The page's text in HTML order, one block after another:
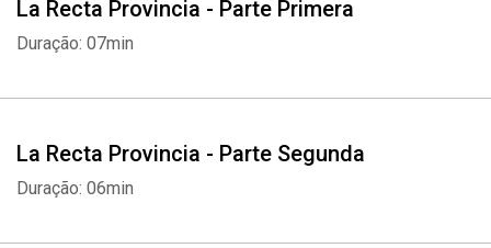
La Recta Provincia - Parte Primera
Duração: 07min
La Recta Provincia - Parte Segunda
Duração: 06min